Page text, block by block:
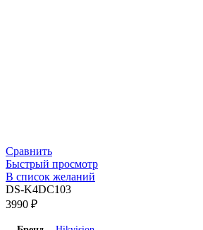
Сравнить
Быстрый просмотр
В список желаний
DS-K4DC103
3990 ₽